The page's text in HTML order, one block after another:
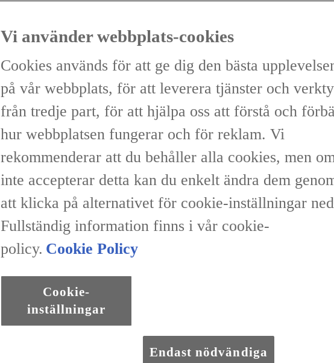
Vi använder webbplats-cookies
Cookies används för att ge dig den bästa
på vår webbplats, för att leverera tjänster och
från tredje part, för att hjälpa oss att förstå och
hur webbplatsen fungerar och för reklam. Vi
rekommenderar att du behåller alla cookies, men
inte accepterar detta kan du enkelt ändra dem
att klicka på alternativet för cookie-inställningar
Fullständig information finns i vår cookie-
policy. Cookie Policy
Cookie-
inställningar
Endast nödvändiga